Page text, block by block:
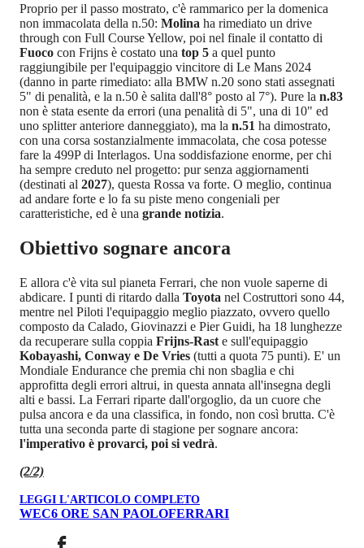
Proprio per il passo mostrato, c'è rammarico per la domenica
non immacolata della n.50: Molina ha rimediato un drive
through con Full Course Yellow, poi nel finale il contatto di
Fuoco con Frijns è costato una top 5 a quel punto
raggiungibile per l'equipaggio vincitore di Le Mans 2024
(danno in parte rimediato: alla BMW n.20 sono stati assegnati
5" di penalità, e la n.50 è salita dall'8° posto al 7°). Pure la n.83
non è stata esente da errori (una penalità di 5", una di 10" ed
uno splitter anteriore danneggiato), ma la n.51 ha dimostrato,
con una corsa sostanzialmente immacolata, che cosa potesse
fare la 499P di Interlagos. Una soddisfazione enorme, per chi
ha sempre creduto nel progetto: pur senza aggiornamenti
(destinati al 2027), questa Rossa va forte. O meglio, continua
ad andare forte e lo fa su piste meno congeniali per
caratteristiche, ed è una grande notizia.
Obiettivo sognare ancora
E allora c'è vita sul pianeta Ferrari, che non vuole saperne di
abdicare. I punti di ritardo dalla Toyota nel Costruttori sono 44,
mentre nel Piloti l'equipaggio meglio piazzato, ovvero quello
composto da Calado, Giovinazzi e Pier Guidi, ha 18 lunghezze
da recuperare sulla coppia Frijns-Rast e sull'equipaggio
Kobayashi, Conway e De Vries (tutti a quota 75 punti). E' un
Mondiale Endurance che premia chi non sbaglia e chi
approfitta degli errori altrui, in questa annata all'insegna degli
alti e bassi. La Ferrari riparte dall'orgoglio, da un cuore che
pulsa ancora e da una classifica, in fondo, non così brutta. C'è
tutta una seconda parte di stagione per sognare ancora:
l'imperativo è provarci, poi si vedrà.
(2/2)
LEGGI L'ARTICOLO COMPLETO
WEC6 ORE SAN PAOLOFERRARI